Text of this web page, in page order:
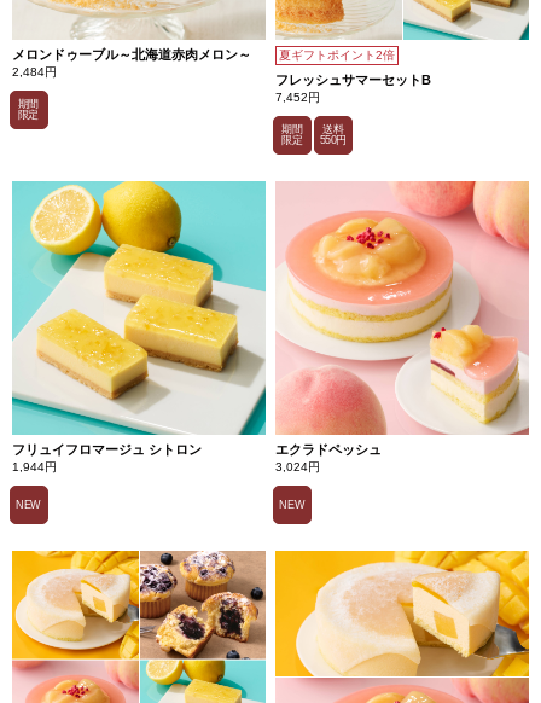
メロンドゥーブル～北海道赤肉メロン～
2,484円
期間
限定
夏ギフトポイント2倍
フレッシュサマーセットB
7,452円
期間
限定
送料
550円
フリュイフロマージュ シトロン
1,944円
NEW
エクラドペッシュ
3,024円
NEW